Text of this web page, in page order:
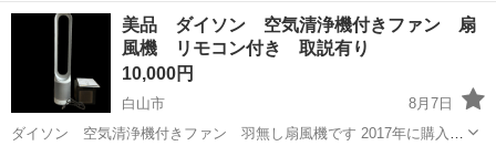
美品 ダイソン 空気清浄機付きファン 扇
風機 リモコン付き 取説有り
10,000円
白山市
8月7日
ダイソン 空気清浄機付きファン 羽無し扇風機です 2017年に購入し